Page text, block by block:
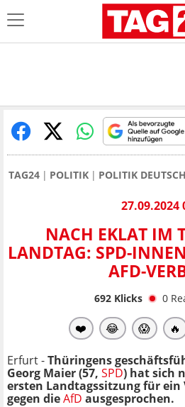
TAG24 POLITIK POLITIK
27.09.2024
NACH EKLAT IM
LANDTAG: SPD-
AFD-
692Klicks 0
❤️ 😂 😱 🔥
Erfurt -Thüringens
Georg Maier (57, SPD) hat sich
ersten Landtagssitzung für ein
gegen dieAfD ausgesprochen.